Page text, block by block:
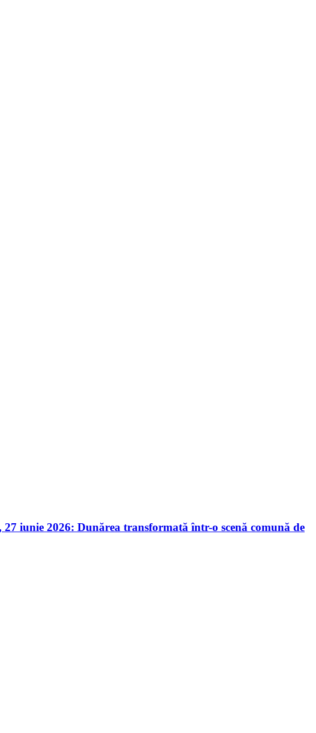
iunie 2026: Dunărea transformată într-o scenă comună de